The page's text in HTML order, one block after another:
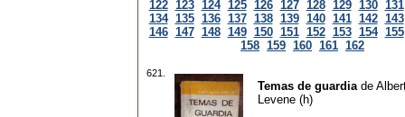
122 123 124 125 126 127 128 129 130 131
134 135 136 137 138 139 140 141 142 143
146 147 148 149 150 151 152 153 154 155
158 159 160 161 162
621.
Temas de guardia de
Levene (h)